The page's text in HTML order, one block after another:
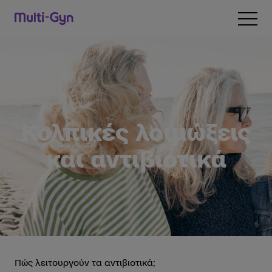
Κολπικές λοιμώξεις
και αντιβιοτικά
Πώς λειτουργούν τα αντιβιοτικά;